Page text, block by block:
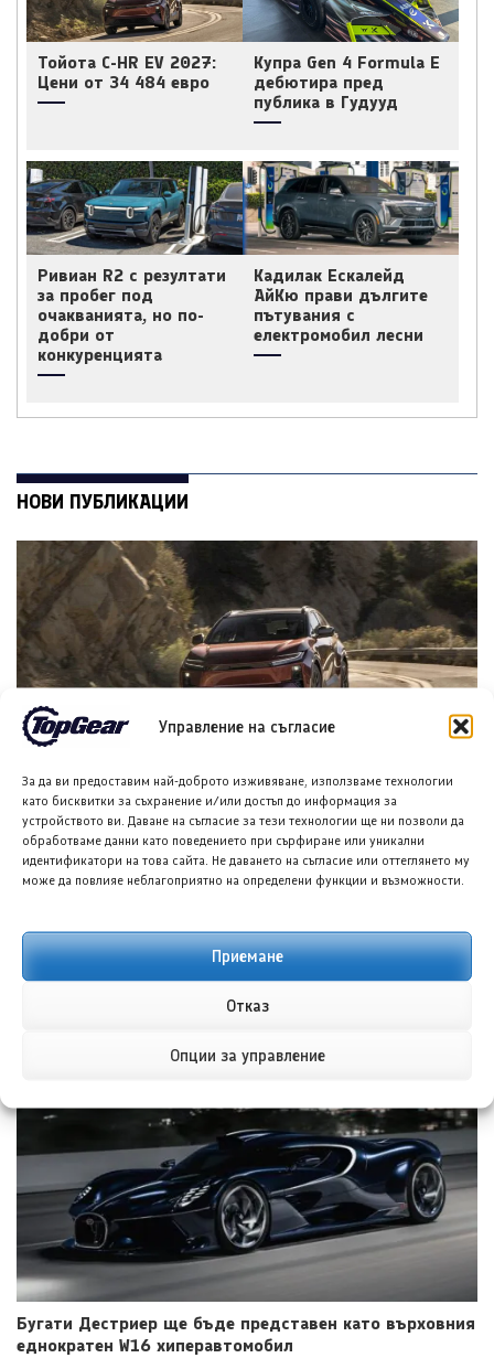
Управление на съгласие
За да ви предоставим най-доброто изживяване, използваме технологии
като бисквитки за съхранение и/или достъп до информация за
устройството ви. Даване на съгласие за тези технологии ще ни позволи да
обработваме данни като поведението при сърфиране или уникални
идентификатори на това сайта. Не даването на съгласие или оттеглянето му
може да повлияе неблагоприятно на определени функции и възможности.
Приемане
Отказ
Опции за управление
Тойота C-HR EV 2027:
Цени от 34 484 евро
Купра Gen 4 Formula E
дебютира пред
публика в Гудууд
Ривиан R2 с резултати
за пробег под
очакванията, но по-
добри от
конкуренцията
Кадилак Ескалейд
АйКю прави дългите
пътувания с
електромобил лесни
НОВИ ПУБЛИКАЦИИ
6 АВГ. 2026 ГЛОРИЯ ПЪРВАНОВА
ТЕОДОРА ИЛИЕВА
Бугати Дестриер ще бъде представен като върховния
еднократен W16 хиперавтомобил